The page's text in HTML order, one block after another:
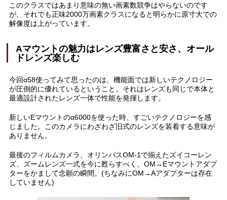
このクラスではあまり意味の無い画素数競争はやらないのです
が、それでも正味2000万画素クラスになると明らかに原寸大での
解像度は上がっています。
Aマウントの魅力はレンズ豊富さと安さ、オール
ドレンズ楽しむ
今回α58使ってみて思ったのは、機能面では新しいテクノロジー
が圧倒的に優れているということ。それはレンズも同じで本体と
最適設計されたレンズ一体で性能を発揮します。
新しいEマウントのα6000を使った時、すごいテクノロジーを感
じました。このカメラにわざわざ旧式のレンズを装着する意味が
ありません。
最後のフィルムカメラ、オリンパスOM-1で揃えたズイコーレン
ズ、ズームレンズ一式を今に甦らすべく、OM→Eマウントアダプ
ターをかまして念願の瞬間。(ちなみにOM→Aアダプターは存在
していません)